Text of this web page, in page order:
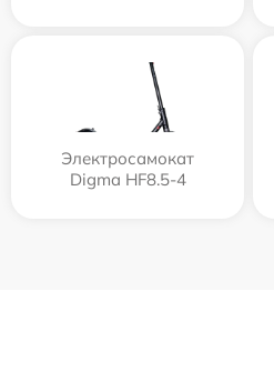
Электросамокат
Digma HF8.5-4